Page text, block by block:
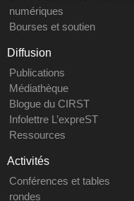
numériques
Bourses et soutien
Diffusion
Publications
Médiathèque
Blogue du CIRST
Infolettre L’expreST
Ressources
Activités
Conférences et tables
rondes